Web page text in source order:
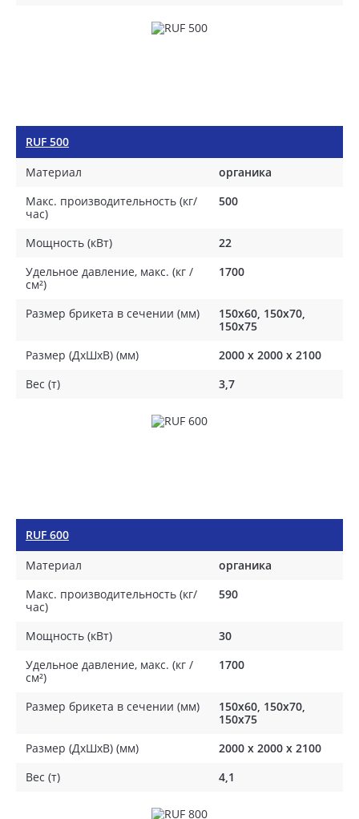
RUF 500
Материал
органика
Макс. производительность (кг/
час)
500
Мощность (кВт)
22
Удельное давление, макс. (кг /
см²)
1700
Размер брикета в сечении (мм)
150x60, 150x70,
150x75
Размер (ДхШхВ) (мм)
2000 х 2000 х 2100
Вес (т)
3,7
RUF 600
Материал
органика
Макс. производительность (кг/
час)
590
Мощность (кВт)
30
Удельное давление, макс. (кг /
см²)
1700
Размер брикета в сечении (мм)
150x60, 150x70,
150x75
Размер (ДхШхВ) (мм)
2000 х 2000 х 2100
Вес (т)
4,1